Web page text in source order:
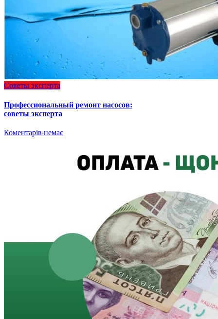
Советы эксперта
Профессиональный ремонт насосов:
советы эксперта
Коментарів немає